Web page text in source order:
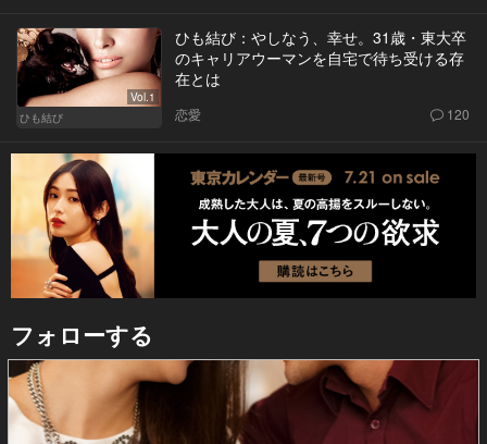
Vol.1
ひも結び
ひも結び：やしなう、幸せ。31歳・東大卒
のキャリアウーマンを自宅で待ち受ける存
在とは
恋愛 120
フォローする